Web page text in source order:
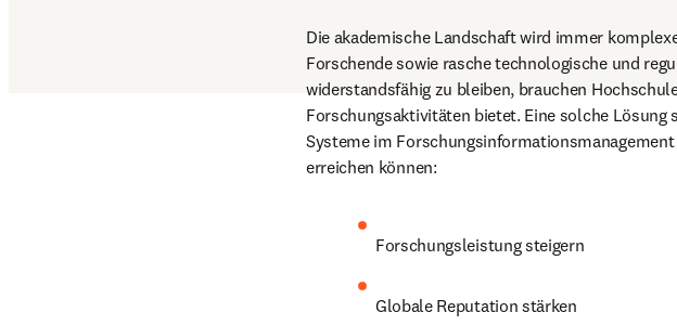
Die akademische Landschaft wird immer
Forschende sowie rasche technologische und
widerstandsfähig zu bleiben, brauchen
Forschungsaktivitäten bietet. Eine solche
Systeme im
erreichen können:
Forschungsleistung steigern
Globale Reputation stärken